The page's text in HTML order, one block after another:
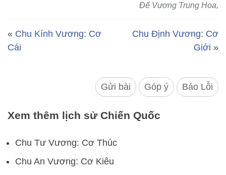
Đế Vương Trung Hoa,
« Chu Kính Vương: Cơ
Cái
Chu Định Vương: Cơ
Giới »
Gửi bài Góp ý Báo Lỗi
Xem thêm lịch sử Chiến Quốc
Chu Tư Vương: Cơ Thúc
Chu An Vương: Cơ Kiêu